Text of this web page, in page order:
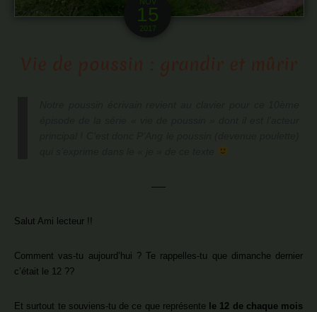
15
2017
—–
Salut Ami lecteur !!
Comment vas-tu aujourd’hui ? Te rappelles-tu que dimanche dernier
c’était le 12 ??
Et surtout te souviens-tu de ce que représente le 12 de chaque mois